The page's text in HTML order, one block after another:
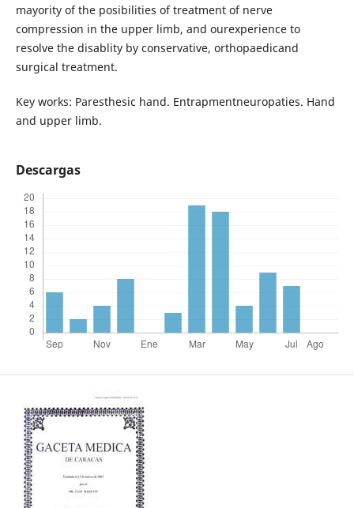
mayority of the posibilities of treatment of nerve
compression in the upper limb, and ourexperience to
resolve the disablity by conservative, orthopaedicand
surgical treatment.
Key works: Paresthesic hand. Entrapmentneuropaties. Hand
and upper limb.
Descargas